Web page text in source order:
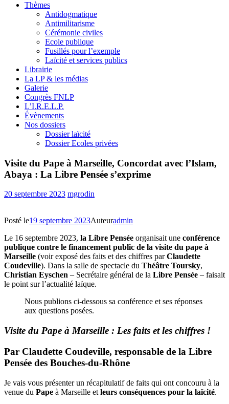
Thèmes
Antidogmatique
Antimilitarisme
Cérémonie civiles
Ecole publique
Fusillés pour l’exemple
Laïcité et services publics
Librairie
La LP & les médias
Galerie
Congrès FNLP
L’I.R.E.L.P.
Évènements
Nos dossiers
Dossier laïcité
Dossier Ecoles privées
Visite du Pape à Marseille, Concordat avec l’Islam,
Abaya : La Libre Pensée s’exprime
20 septembre 2023 mgrodin
Posté le19 septembre 2023Auteuradmin
Le 16 septembre 2023, la Libre Pensée organisait une conférence
publique contre le financement public de la visite du pape à
Marseille (voir exposé des faits et des chiffres parClaudette
Coudeville). Dans la salle de spectacle du Théâtre Toursky,
Christian Eyschen – Secrétaire général de la Libre Pensée – faisait
le point sur l’actualité laïque.
Nous publions ci-dessous sa conférence et ses réponses
aux questions posées.
Visite du Pape à Marseille : Les faits et les chiffres !
Par Claudette Coudeville, responsable de la Libre
Pensée des Bouches-du-Rhône
Je vais vous présenter un récapitulatif de faits qui ont concouru à la
venue du Pape à Marseille et leurs conséquences pour la laïcité.